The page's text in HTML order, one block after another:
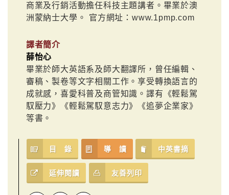
商業及行銷活動擔任科技主題講者。畢業於澳
洲蒙納士大學。 官方網址：www.1pmp.com
譯者簡介
薛怡心
畢業於師大英語系及師大翻譯所，曾任編輯、
審稿、製卷等文字相關工作。享受轉換語言的
成就感，喜愛科普及商管知識。譯有《輕鬆駕
馭壓力》《輕鬆駕馭意志力》《追夢企業家》
等書。
目 錄 導 讀 中英書摘
延伸閱讀 友善列印